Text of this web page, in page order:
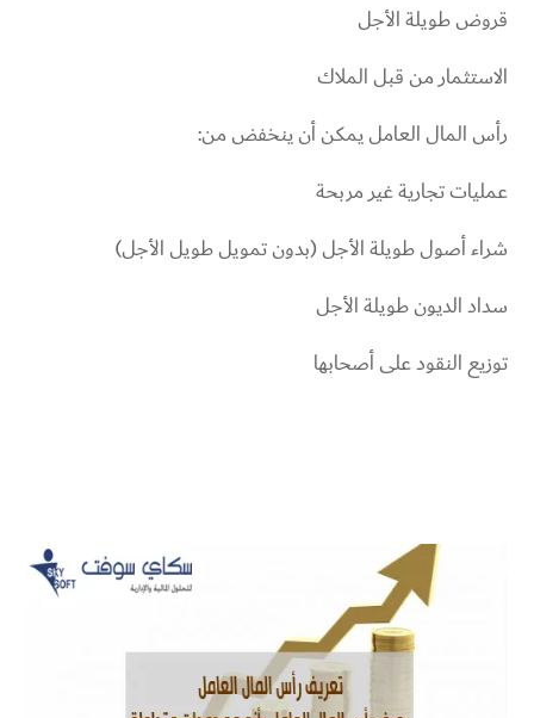
قروض طويلة الأجل
الاستثمار من قبل الملاك
رأس المال العامل يمكن أن ينخفض ​​من:
عمليات تجارية غير مربحة
شراء أصول طويلة الأجل (بدون تمويل طويل الأجل)
سداد الديون طويلة الأجل
توزيع النقود على أصحابها